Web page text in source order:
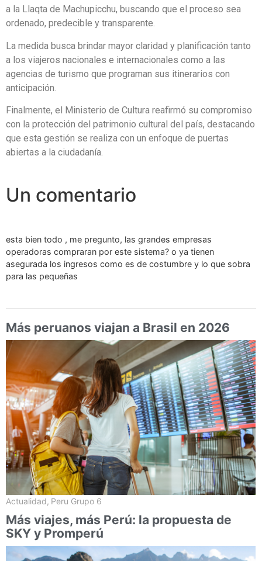
a la Llaqta de Machupicchu, buscando que el proceso sea
ordenado, predecible y transparente.
La medida busca brindar mayor claridad y planificación tanto
a los viajeros nacionales e internacionales como a las
agencias de turismo que programan sus itinerarios con
anticipación.
Finalmente, el Ministerio de Cultura reafirmó su compromiso
con la protección del patrimonio cultural del país, destacando
que esta gestión se realiza con un enfoque de puertas
abiertas a la ciudadanía.
Un comentario
esta bien todo , me pregunto, las grandes empresas
operadoras compraran por este sistema? o ya tienen
asegurada los ingresos como es de costumbre y lo que sobra
para las pequeñas
Más peruanos viajan a Brasil en 2026
Actualidad, Peru Grupo 6
Más viajes, más Perú: la propuesta de
SKY y Promperú